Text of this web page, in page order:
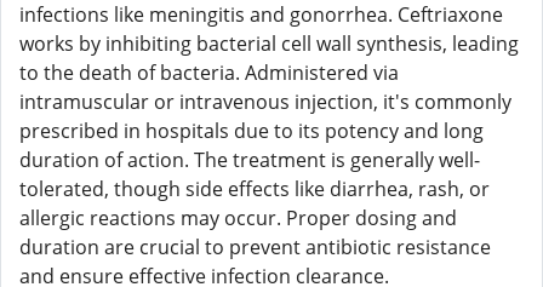
infections like meningitis and gonorrhea. Ceftriaxone
works by inhibiting bacterial cell wall synthesis, leading
to the death of bacteria. Administered via
intramuscular or intravenous injection, it's commonly
prescribed in hospitals due to its potency and long
duration of action. The treatment is generally well-
tolerated, though side effects like diarrhea, rash, or
allergic reactions may occur. Proper dosing and
duration are crucial to prevent antibiotic resistance
and ensure effective infection clearance.